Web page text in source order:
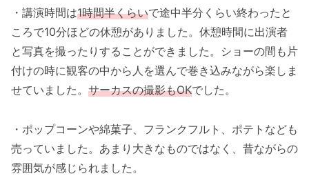
・講演時間は1時間半くらいで途中半分くらい終わったと
ころで10分ほどの休憩がありました。休憩時間に出演者
と写真を撮ったりすることができました。ショーの間も片
付けの時に観客の中から人を選んで巻き込みながら楽しま
せていました。 サーカスの撮影もOKでした。
・ポップコーンや綿菓子、フランクフルト、ポテトなども
売っていました。あまり大きなものではなく、昔ながらの
雰囲気が感じられました。